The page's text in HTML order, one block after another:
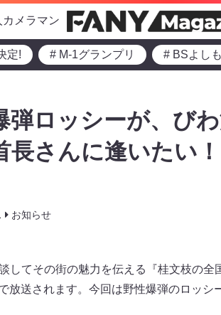
メラマン
定! # M-1グランプリ # BSよし
弾ロッシーが、び
長さんに逢いたい
お知らせ
してその街の魅力を伝える『桂文枝の
放送されます。今回は野性爆弾のロッ